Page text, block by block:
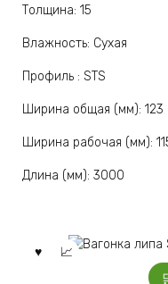
Толщина: 15
Влажность: Сухая
Профиль : STS
Ширина общая (мм): 123
Ширина рабочая (мм):
Длина (мм): 3000